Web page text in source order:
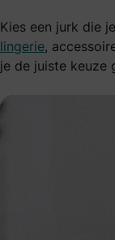
Kies een jurk die
lingerie,
je de juiste keuze